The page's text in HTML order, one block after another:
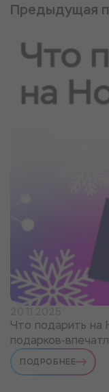
Предыдущая
Что подарить на
подарков-
ПОДРОБНЕЕ